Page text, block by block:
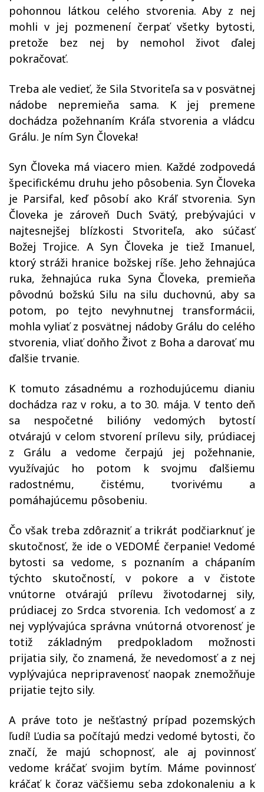
pohonnou látkou celého stvorenia. Aby z nej
mohli v jej pozmenení čerpať všetky bytosti,
pretože bez nej by nemohol život ďalej
pokračovať.
Treba ale vedieť, že Sila Stvoriteľa sa v posvätnej
nádobe nepremieňa sama. K jej premene
dochádza požehnaním Kráľa stvorenia a vládcu
Grálu. Je ním Syn Človeka!
Syn Človeka má viacero mien. Každé zodpovedá
špecifickému druhu jeho pôsobenia. Syn Človeka
je Parsifal, keď pôsobí ako Kráľ stvorenia. Syn
Človeka je zároveň Duch Svätý, prebývajúci v
najtesnejšej blízkosti Stvoriteľa, ako súčasť
Božej Trojice. A Syn Človeka je tiež Imanuel,
ktorý stráži hranice božskej ríše. Jeho žehnajúca
ruka, žehnajúca ruka Syna Človeka, premieňa
pôvodnú božskú Silu na silu duchovnú, aby sa
potom, po tejto nevyhnutnej transformácii,
mohla vyliať z posvätnej nádoby Grálu do celého
stvorenia, vliať doňho Život z Boha a darovať mu
ďalšie trvanie.
K tomuto zásadnému a rozhodujúcemu dianiu
dochádza raz v roku, a to 30. mája. V tento deň
sa nespočetné bilióny vedomých bytostí
otvárajú v celom stvorení prílevu sily, prúdiacej
z Grálu a vedome čerpajú jej požehnanie,
využívajúc ho potom k svojmu ďalšiemu
radostnému, čistému, tvorivému a
pomáhajúcemu pôsobeniu.
Čo však treba zdôrazniť a trikrát podčiarknuť je
skutočnosť, že ide o VEDOMÉ čerpanie! Vedomé
bytosti sa vedome, s poznaním a chápaním
týchto skutočností, v pokore a v čistote
vnútorne otvárajú prílevu životodarnej sily,
prúdiacej zo Srdca stvorenia. Ich vedomosť a z
nej vyplývajúca správna vnútorná otvorenosť je
totiž základným predpokladom možnosti
prijatia sily, čo znamená, že nevedomosť a z nej
vyplývajúca nepripravenosť naopak znemožňuje
prijatie tejto sily.
A práve toto je nešťastný prípad pozemských
ľudí! Ľudia sa počítajú medzi vedomé bytosti, čo
značí, že majú schopnosť, ale aj povinnosť
vedome kráčať svojim bytím. Máme povinnosť
kráčať k čoraz väčšiemu seba zdokonaleniu a k